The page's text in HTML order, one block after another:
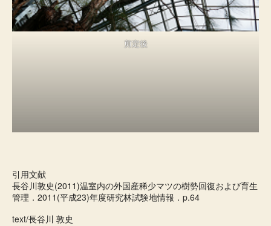
剪定後
引用文献
長谷川敦史(2011)温室内の外国産稀少マツの樹勢回復および育生
管理．2011(平成23)年度研究林試験地情報．p.64
text/長谷川 敦史